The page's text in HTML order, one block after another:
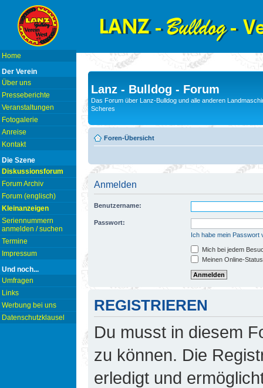
Home
Der Verein
Über uns
Presseberichte
Veranstaltungen
Fotogalerie
Anreise
Kontakt
Die Szene
Diskussionsforum
Forum Archiv
Forum (englisch)
Kleinanzeigen
Seriennummern
anmelden / suchen
Termine
Impressum
Und noch...
Umfragen
Links
Werbung bei uns
Datenschutzklausel
Lanz - Bulldog - Forum
Das Forum über Lanz-Bulldog und alle anderen
Scheres
Foren-Übersicht
Anmelden
Benutzername:
Passwort:
Ich habe mein Passwort
Mich bei jedem
Meinen Online-
REGISTRIEREN
Du musst in diesem
zu können. Die
erledigt und